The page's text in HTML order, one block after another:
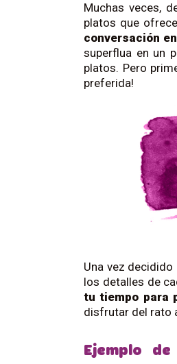
Muchas veces,
platos que
conversación
superflua en un
platos. Pero
preferida!
Una vez
los detalles de
tu tiempo para
disfrutar del rato
Ejemplo